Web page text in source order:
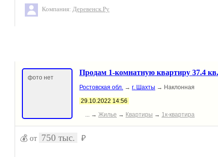
Компания: Деревенск.Ру
фото нет
Продам 1-комнатную квартиру 37.4
Ростовская обл. → г. Шахты → Наклонная
29.10.2022 14:56
... → Жилье → Квартиры → 1к-квартира
💰 от 750 тыс. ₽